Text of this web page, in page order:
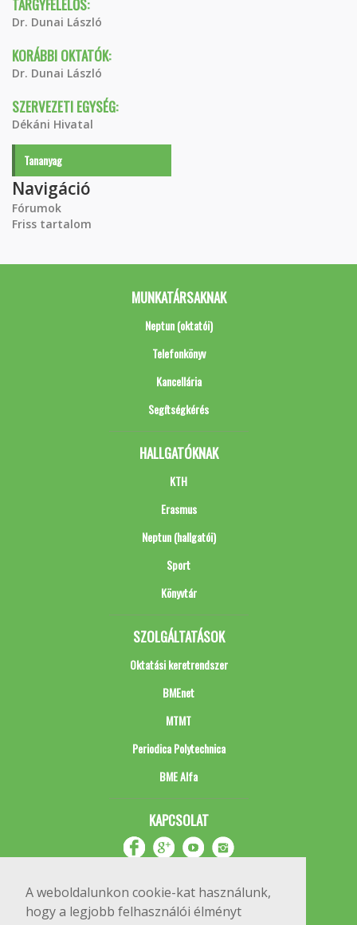
A weboldalunkon cookie-kat használunk,
hogy a legjobb felhasználói élményt
TÁRGYFELELŐS:
Dr. Dunai László
KORÁBBI OKTATÓK:
Dr. Dunai László
SZERVEZETI EGYSÉG:
Dékáni Hivatal
Tananyag
Navigáció
Fórumok
Friss tartalom
MUNKATÁRSAKNAK
Neptun (oktatói)
Telefonkönyv
Kancellária
Segítségkérés
HALLGATÓKNAK
KTH
Erasmus
Neptun (hallgatói)
Sport
Könyvtár
SZOLGÁLTATÁSOK
Oktatási keretrendszer
BMEnet
MTMT
Periodica Polytechnica
BME Alfa
KAPCSOLAT